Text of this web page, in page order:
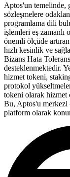
Aptos'un temelinde,
sözleşmelere
programlama dili
işlemleri eş zamanlı
önemli ölçüde
hızlı kesinlik ve
Bizans Hata
desteklenmektedir.
hizmet tokeni,
protokol
tokeni olarak hizmet
Bu, Aptos'u merkezi
platform olarak